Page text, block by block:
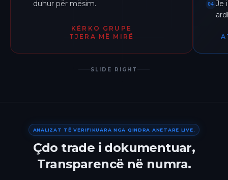
duhur për mësim.
KËRKO GRUPE
TJERA MË MIRË
04 Je
SLIDE RIGHT
ANALIZAT TË VERIFIKUARA NGA QINDRA ANETARE LIVE.
Çdo trade i dokumentuar,
Transparencë në numra.